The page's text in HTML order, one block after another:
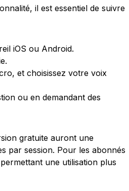
il est essentiel de suivre
iOS ou Android.
et choisissez votre voix
ou en demandant des
gratuite auront une
par session. Pour les abonnés
une utilisation plus